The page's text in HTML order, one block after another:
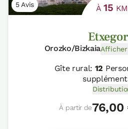
5 Avis À15 KM
Orozko/Bizkaia
Gîte rural: 12
À partir de76,00